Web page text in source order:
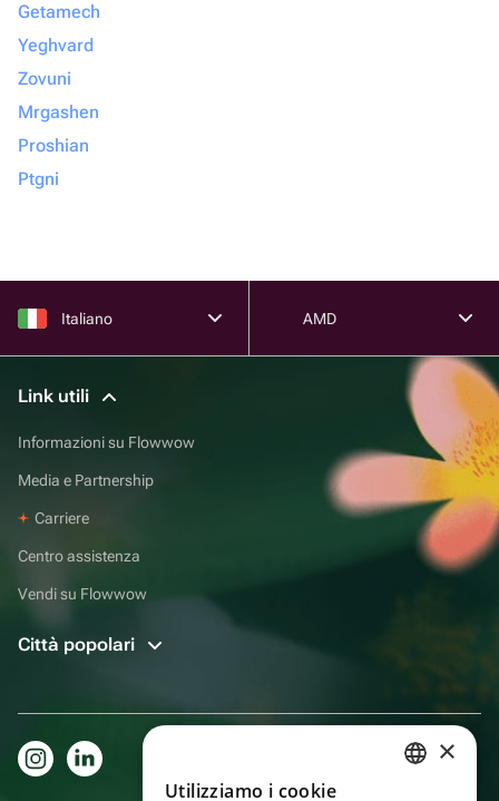
Getamech
Yeghvard
Zovuni
Mrgashen
Proshian
Ptgni
Italiano AMD
Link utili
Informazioni su Flowwow
Media e Partnership
Carriere
Centro assistenza
Vendi su Flowwow
Città popolari
×
Utilizziamo i cookie